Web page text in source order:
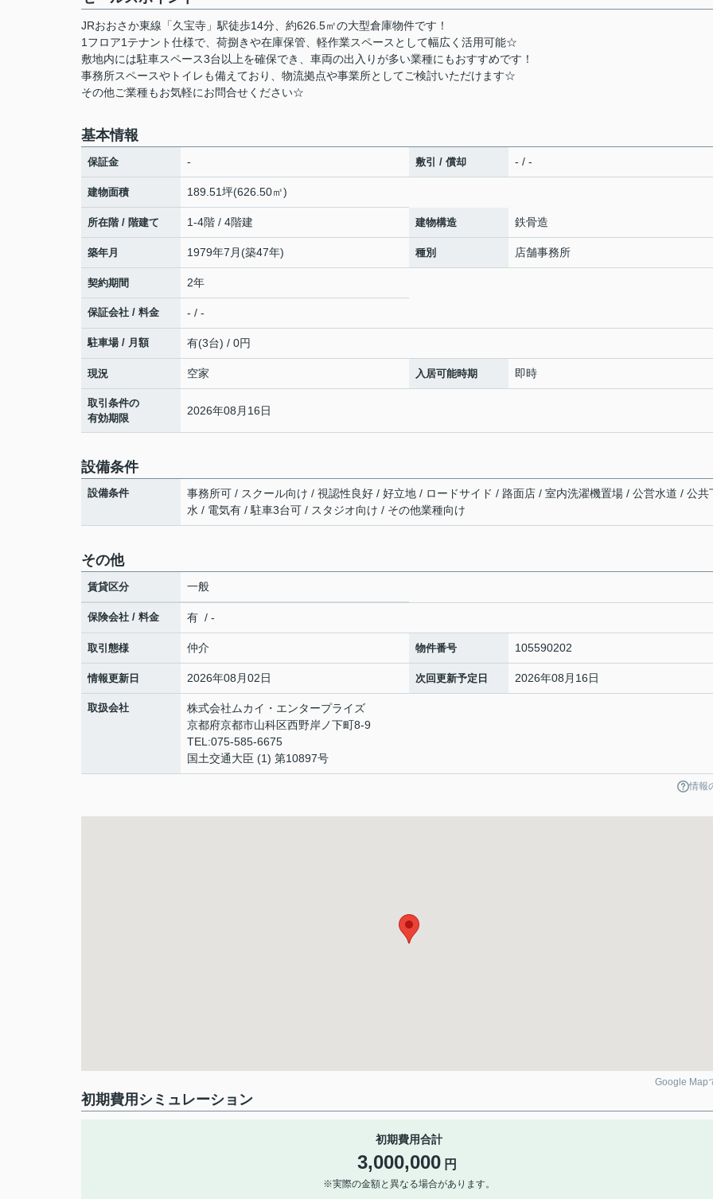
JRおおさか東線「久宝寺」駅徒歩14分、約626.5㎡の大型倉庫物件です！
1フロア1テナント仕様で、荷捌きや在庫保管、軽作業スペースとして幅広く活用可能☆
敷地内には駐車スペース3台以上を確保でき、車両の出入りが多い業種にもおすすめです！
事務所スペースやトイレも備えており、物流拠点や事業所としてご検討いただけます☆
その他ご業種もお気軽にお問合せください☆
基本情報
保証金 - 敷引 / 償却 - / -
建物面積 189.51坪(626.50㎡)
所在階 / 階建て 1-4階 / 4階建 建物構造 鉄骨造
築年月 1979年7月(築47年) 種別 店舗事務所
契約期間 2年
保証会社 / 料金 - / -
駐車場 / 月額 有(3台) / 0円
現況 空家 入居可能時期 即時
取引条件の
有効期限
2026年08月16日
設備条件
設備条件
事務所可 / スクール向け / 視認性良好 / 好立地 / ロードサイド / 路面店 / 室内洗濯機置場 / 公営水道 / 公共
水 / 電気有 / 駐車3台可 / スタジオ向け / その他業種向け
その他
賃貸区分 一般
保険会社 / 料金 有 / -
取引態様 仲介 物件番号 105590202
情報更新日 2026年08月02日 次回更新予定日 2026年08月16日
取扱会社
株式会社ムカイ・エンタープライズ
京都府京都市山科区西野岸ノ下町8-9
TEL:075-585-6675
国土交通大臣 (1) 第10897号
情報
Google Map
初期費用シミュレーション
初期費用合計
3,000,000 円
※実際の金額と異なる場合があります。